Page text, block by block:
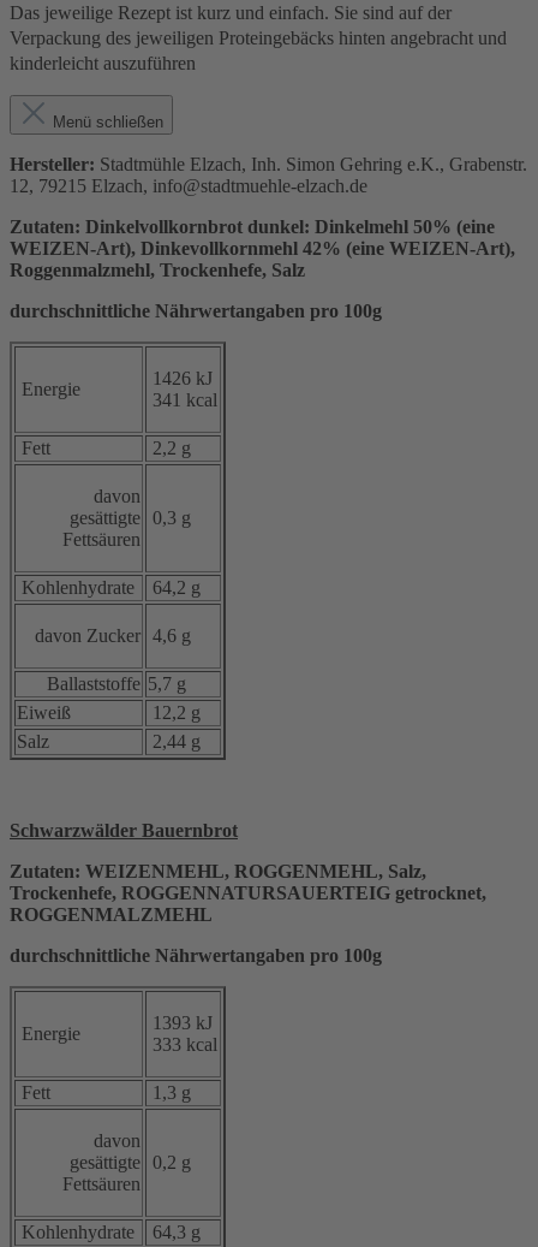
Das jeweilige Rezept ist kurz und einfach. Sie sind auf der
Verpackung des jeweiligen Proteingebäcks hinten angebracht und
kinderleicht auszuführen
Menü schließen
Hersteller: Stadtmühle Elzach, Inh. Simon Gehring e.K., Grabenstr.
12, 79215 Elzach, info@stadtmuehle-elzach.de
Zutaten: Dinkelvollkornbrot dunkel: Dinkelmehl 50% (eine
WEIZEN-Art), Dinkevollkornmehl 42% (eine WEIZEN-Art),
Roggenmalzmehl, Trockenhefe, Salz
durchschnittliche Nährwertangaben pro 100g
Energie
1426 kJ
341 kcal
Fett 2,2 g
davon
gesättigte
Fettsäuren
0,3 g
Kohlenhydrate 64,2 g
davon Zucker 4,6 g
Ballaststoffe 5,7 g
Eiweiß
12,2 g
Salz
2,44 g
Schwarzwälder Bauernbrot
Zutaten: WEIZENMEHL, ROGGENMEHL, Salz,
Trockenhefe, ROGGENNATURSAUERTEIG getrocknet,
ROGGENMALZMEHL
durchschnittliche Nährwertangaben pro 100g
Energie
1393 kJ
333 kcal
Fett 1,3 g
davon
gesättigte
Fettsäuren
0,2 g
Kohlenhydrate 64,3 g